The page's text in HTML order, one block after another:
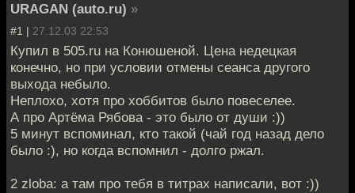
URAGAN (auto.ru) »
#1 | 27.12.03 22:53
Купил в 505.ru на Конюшеной. Цена недецкая
конечно, но при условии отмены сеанса другого
выхода небыло.
Неплохо, хотя про хоббитов было повеселее.
А про Артёма Рябова - это было от души :))
5 минут вспоминал, кто такой (чай год назад дело
было :), но когда вспомнил - долго ржал.
2 zloba: а там про тебя в титрах написали, вот :))